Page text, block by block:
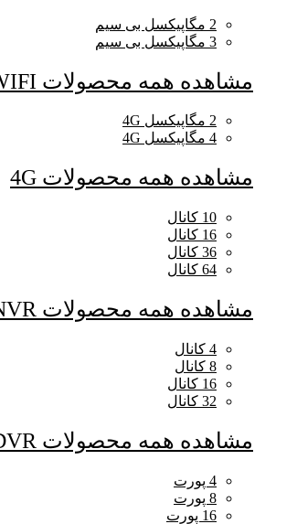
2 مگاپیکسل بی سیم
3 مگاپیکسل بی سیم
مشاهده همه محصولات WIFI
2 مگاپیکسل 4G
4 مگاپیکسل 4G
مشاهده همه محصولات 4G
10 کانال
16 کانال
36 کانال
64 کانال
مشاهده همه محصولات NVR
4 کانال
8 کانال
16 کانال
32 کانال
مشاهده همه محصولات DVR
4 پورت
8 پورت
16 پورت